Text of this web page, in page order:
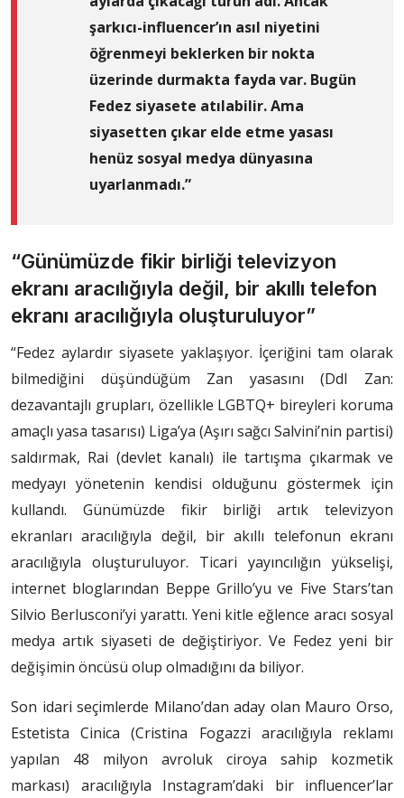
şarkıcı-influencer’ın asıl niyetini
öğrenmeyi beklerken bir nokta
üzerinde durmakta fayda var. Bugün
Fedez siyasete atılabilir. Ama
siyasetten çıkar elde etme yasası
henüz sosyal medya dünyasına
uyarlanmadı.”
“Günümüzde fikir birliği televizyon
ekranı aracılığıyla değil, bir akıllı telefon
ekranı aracılığıyla oluşturuluyor”
“Fedez aylardır siyasete yaklaşıyor. İçeriğini tam olarak
bilmediğini düşündüğüm Zan yasasını (Ddl Zan:
dezavantajlı grupları, özellikle LGBTQ+ bireyleri koruma
amaçlı yasa tasarısı) Liga’ya (Aşırı sağcı Salvini’nin partisi)
saldırmak, Rai (devlet kanalı) ile tartışma çıkarmak ve
medyayı yönetenin kendisi olduğunu göstermek için
kullandı. Günümüzde fikir birliği artık televizyon
ekranları aracılığıyla değil, bir akıllı telefonun ekranı
aracılığıyla oluşturuluyor. Ticari yayıncılığın yükselişi,
internet bloglarından Beppe Grillo’yu ve Five Stars’tan
Silvio Berlusconi’yi yarattı. Yeni kitle eğlence aracı sosyal
medya artık siyaseti de değiştiriyor. Ve Fedez yeni bir
değişimin öncüsü olup olmadığını da biliyor.
Son idari seçimlerde Milano’dan aday olan Mauro Orso,
Estetista Cinica (Cristina Fogazzi aracılığıyla reklamı
yapılan 48 milyon avroluk ciroya sahip kozmetik
markası) aracılığıyla Instagram’daki bir influencer’lar